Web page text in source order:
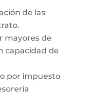
de las
mayores de
capacidad de
por impuesto